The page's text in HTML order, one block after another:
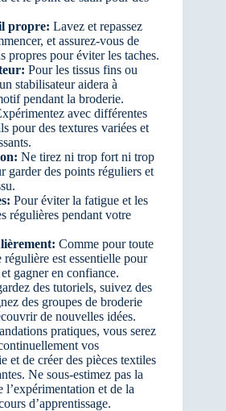
propre: Lavez et repassez
et assurez-vous de
propres pour éviter les taches.
Pour les tissus fins ou
stabilisateur aidera à
pendant la broderie.
avec différentes
pour des textures variées et
Ne tirez ni trop fort ni trop
garder des points réguliers et
Pour éviter la fatigue et les
régulières pendant votre
Comme pour toute
est essentielle pour
gagner en confiance.
des tutoriels, suivez des
des groupes de broderie
de nouvelles idées.
pratiques, vous serez
vos
et de créer des pièces textiles
Ne sous-estimez pas la
l’expérimentation et de la
d’apprentissage.